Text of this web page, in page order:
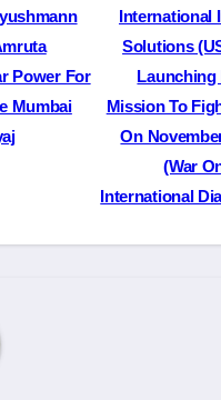
International
Solutions
Launching
Mission To
On
(War
International
Power For
Mumbai